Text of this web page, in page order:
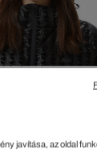
javítása, az oldal